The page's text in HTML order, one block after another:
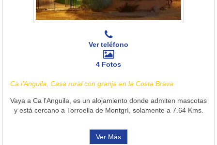
Ver teléfono
4 Fotos
Ca l'Anguila, Casa rural con granja en la Costa Brava
Vaya a Ca l'Anguila, es un alojamiento donde admiten mascotas
y está cercano a Torroella de Montgrí, solamente a 7.64 Kms.
Ver Más